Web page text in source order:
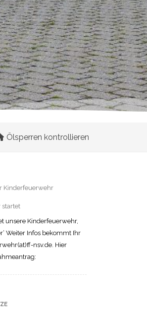
Ölsperren kontrollieren
startet
unsere Kinderfeuerwehr,
Weiter Infos bekommt Ihr
nsv.de. Hier